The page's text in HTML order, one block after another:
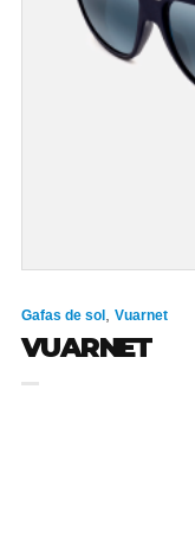
Gafas de sol , Vuarnet
VUARNET